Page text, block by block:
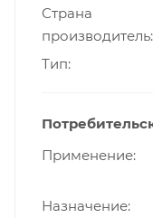
Страна
производитель
Тип
Применение
Назначение